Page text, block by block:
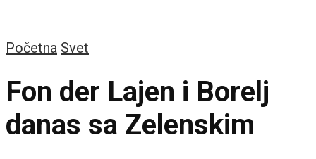
Početna Svet
Fon der Lajen i Borelj
danas sa Zelenskim